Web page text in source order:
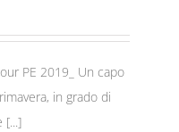
PE 2019_ Un capo
in grado di
[...]